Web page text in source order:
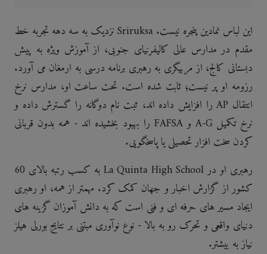
این لباس نمادین پنجره نیست. Sriruksa نزدیک به سه دهه تجربه خط
مقدم در مدارس عالی کالیفرنیای جنوبی، از آموزش ویژه به پیش
دبستانی کالج، از مربیگری به رهبری برنامه درسی به ارمغان می آورد.
رزومه او پر نیست؛ ثابت شده است. تحت ساعت او، مدارس نرخ
انتقال AP را افزایش داده اند، ثبت نام دوگانه را گسترش داده و
نرخ تکمیل A-G و FAFSA را بهبود بخشیده اند - همه بدون قربانی
کردن سخت افزار تحصیلی یا پاسخگویی.
رهبری او در La Quinta High School به کسب رتبه بالای 60
کشور از گزارش اخبار و جهان کمک کرد. مهمتر از همه، او رهبری
ایجاد مسیر های حرفه ای و فنی است که به دانش آموزان گزینه های
دنیای واقعی و تحرک رو به بالا - نوع نوآوری مبتنی بر نتایج بورلی هیلز
نیاز به بیشتر.